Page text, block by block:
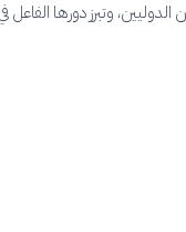
وتبرز دورها الفاعل